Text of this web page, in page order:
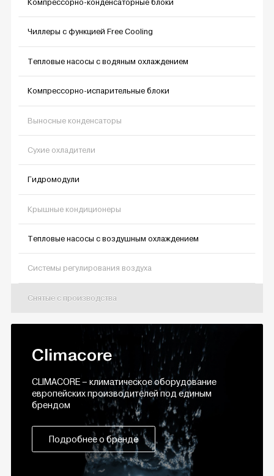
Climacore
CLIMACORE – климатическое оборудование
европейских производителей под единым
брендом
Подробнее о бренде
Компрессорно-конденсаторные блоки
Чиллеры с функцией Free Cooling
Тепловые насосы с водяным охлаждением
Компрессорно-испарительные блоки
Выносные конденсаторы
Сухие охладители
Гидромодули
Крышные кондиционеры
Тепловые насосы с воздушным охлаждением
Системы регулирования воздуха
Снятые с производства